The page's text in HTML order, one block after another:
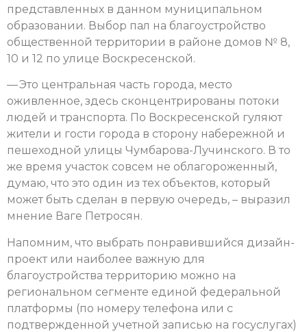
представленных в данном муниципальном
образовании. Выбор пал на благоустройство
общественной территории в районе домов № 8,
10 и 12 по улице Воскресенской.
— Это центральная часть города, место
оживленное, здесь сконцентрированы потоки
людей и транспорта. По Воскресенской гуляют
жители и гости города в сторону набережной и
пешеходной улицы Чумбарова-Лучинского. В то
же время участок совсем не облагороженный,
думаю, что это один из тех объектов, который
может быть сделан в первую очередь, – выразил
мнение Ваге Петросян.
Напомним, что выбрать понравившийся дизайн-
проект или наиболее важную для
благоустройства территорию можно на
региональном сегменте единой федеральной
платформы (по номеру телефона или с
подтвержденной учетной записью на госуслугах)